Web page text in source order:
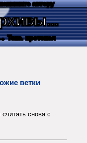
автору
Текс. протокол
ветки
снова с